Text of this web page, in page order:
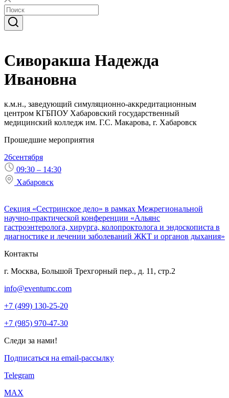
Сиворакша Надежда
Ивановна
к.м.н., заведующий симуляционно-аккредитационным
центром КГБПОУ Хабаровский государственный
медицинский колледж им. Г.С. Макарова, г. Хабаровск
Прошедшие мероприятия
26сентября
09:30 – 14:30
Хабаровск
Секция «Сестринское дело» в рамках Межрегиональной
научно-практической конференции «Альянс
гастроэнтеролога, хирурга, колопроктолога и эндоскописта в
диагностике и лечении заболеваний ЖКТ и органов дыхания»
Контакты
г. Москва, Большой Трехгорный пер., д. 11, стр.2
info@eventumc.com
+7 (499) 130-25-20
+7 (985) 970-47-30
Следи за нами!
Подписаться на email-рассылку
Telegram
МАХ